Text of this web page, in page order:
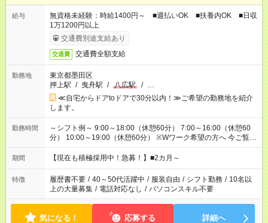
給与
無資格未経験：時給1400円～ ■週払いOK ■扶養内OK ■日収
1万1200円以上
交通費別途支給あり
交通費 交通費全額支給
勤務地
東京都墨田区
押上駅 / 曳舟駅 / 八広駅 / …
≪自宅からドアtoドアで30分以内！≫ご希望の勤務地を紹介
します。
勤務時間
～シフト例～ 9:00～18:00（休憩60分） 7:00～16:00（休憩60
分） 10:00～19:00（休憩60分） ※Wワーク希望の方へ 今ご覧の
お仕事で希望する勤務時間と、もう1つのお仕事の勤務時間の合
計が 週40時間を超えなければOKです。
期間 【現在も積極採用中！急募！】■2カ月～
特徴 履歴書不要 / 40～50代活躍中 / 服装自由 / シフト勤務 / 10名以
上の大量募集 / 電話対応なし / パソコンスキル不要
気になる！ 応募する 詳細へ